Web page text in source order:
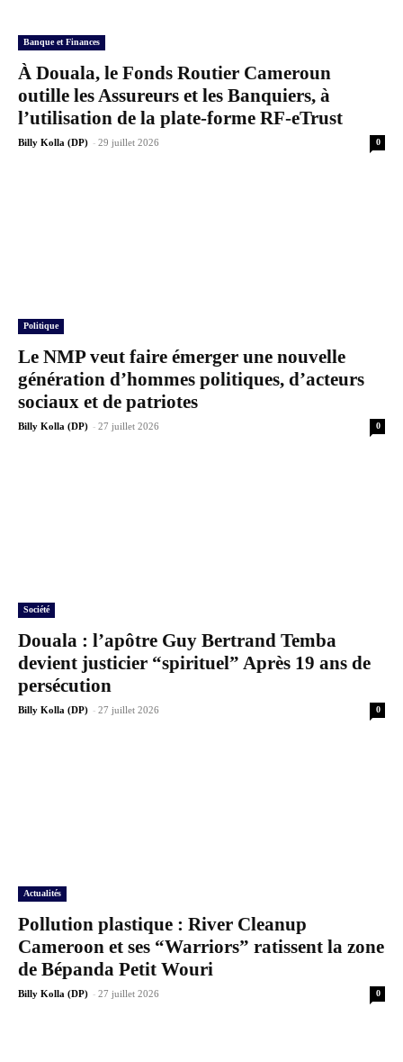
Banque et Finances
À Douala, le Fonds Routier Cameroun
outille les Assureurs et les Banquiers, à
l’utilisation de la plate-forme RF-eTrust
Billy Kolla (DP) - 29 juillet 2026 0
Politique
Le NMP veut faire émerger une nouvelle
génération d’hommes politiques, d’acteurs
sociaux et de patriotes
Billy Kolla (DP) - 27 juillet 2026 0
Société
Douala : l’apôtre Guy Bertrand Temba
devient justicier “spirituel” Après 19 ans de
persécution
Billy Kolla (DP) - 27 juillet 2026 0
Actualités
Pollution plastique : River Cleanup
Cameroon et ses “Warriors” ratissent la zone
de Bépanda Petit Wouri
Billy Kolla (DP) - 27 juillet 2026 0